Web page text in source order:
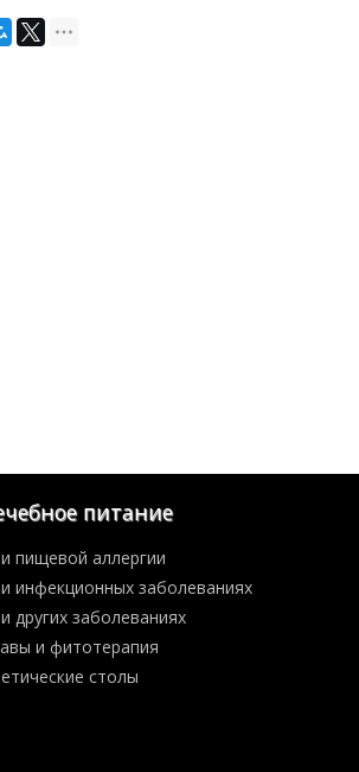
питание
пищевой аллергии
инфекционных заболеваниях
других заболеваниях
и фитотерапия
столы